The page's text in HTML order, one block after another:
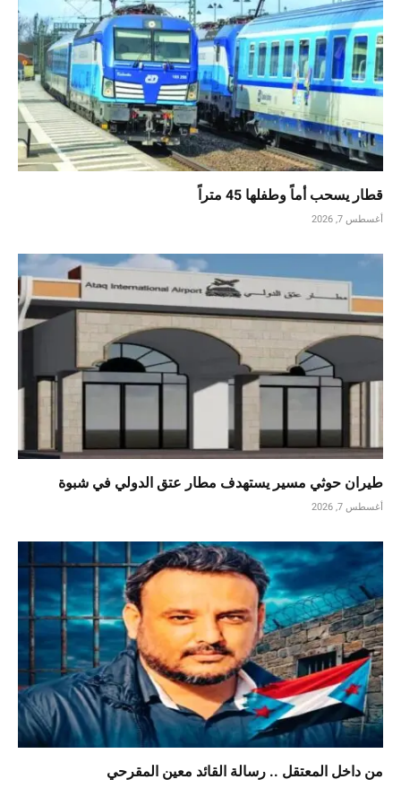
قطار يسحب أماً وطفلها 45 متراً
أغسطس 7, 2026
طيران حوثي مسير يستهدف مطار عتق الدولي في شبوة
أغسطس 7, 2026
من داخل المعتقل .. رسالة القائد معين المقرحي